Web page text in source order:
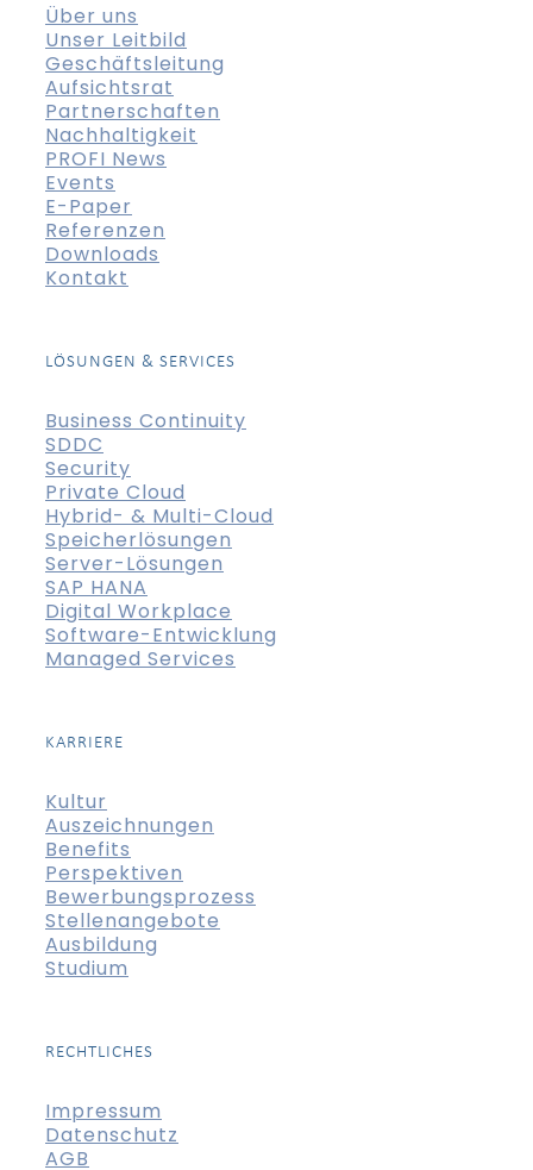
Über uns
Unser Leitbild
Geschäftsleitung
Aufsichtsrat
Partnerschaften
Nachhaltigkeit
PROFI News
Events
E-Paper
Referenzen
Downloads
Kontakt
LÖSUNGEN & SERVICES
Business Continuity
SDDC
Security
Private Cloud
Hybrid- & Multi-Cloud
Speicherlösungen
Server-Lösungen
SAP HANA
Digital Workplace
Software-Entwicklung
Managed Services
KARRIERE
Kultur
Auszeichnungen
Benefits
Perspektiven
Bewerbungsprozess
Stellenangebote
Ausbildung
Studium
RECHTLICHES
Impressum
Datenschutz
AGB